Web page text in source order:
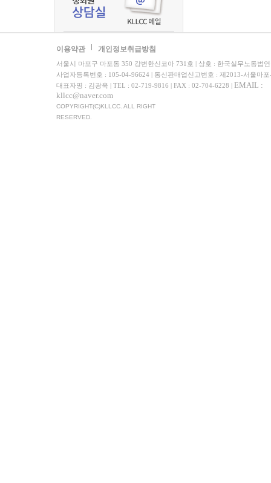
이용약관 개인정보취급방침
서울시 마포구 마포동 350 강변한신코아 731호 | 상호 : 한국실무노동법
사업자등록번호 : 105-04-96624 | 통신판매업신고번호 : 제2013-서울마
대표자명 : 김광욱 | TEL : 02-719-9816 | FAX : 02-704-6228 | EMAIL :
kllcc@naver.com
COPYRIGHT(C)KLLCC. ALL RIGHT
RESERVED.